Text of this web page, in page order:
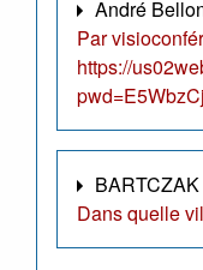
André
Par
https://
BARTCZAK
Dans quelle